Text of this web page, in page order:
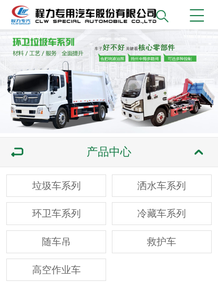
产品中心
垃圾车系列 洒水车系列
环卫车系列 冷藏车系列
随车吊 救护车
高空作业车